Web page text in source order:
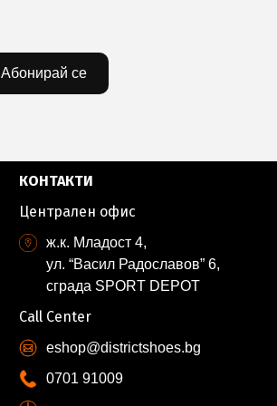
Абонирай се
КОНТАКТИ
Централен офис
ж.к. Младост 4,
ул. “Васил Радославов” 6,
сграда SPORT DEPOT
Call Center
eshop@districtshoes.bg
0701 91009